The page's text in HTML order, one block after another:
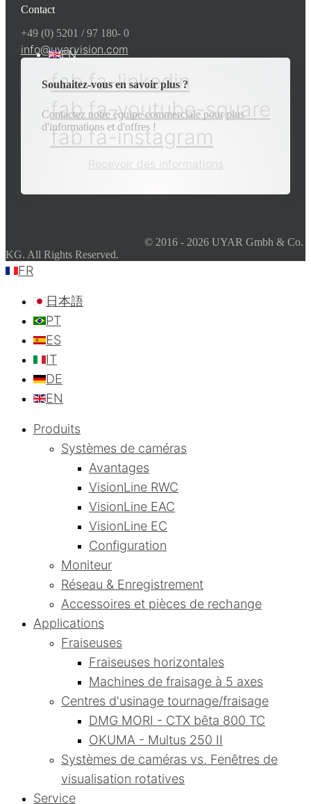
EN
Contact
+49 (0) 5201 / 97 180- 0
info@uyarvision.com
fab fa-linkedin
fab fa-youtube-square
fab fa-instagram
Souhaitez-vous en savoir plus ?
Contactez notre équipe commerciale pour plus
d'informations et d'offres !
Recevoir des informations
© 2016 - 2026 UYAR Gmbh & Co.
KG. All Rights Reserved.
FR
日本語
PT
ES
IT
DE
EN
Produits
Systèmes de caméras
Avantages
VisionLine RWC
VisionLine EAC
VisionLine EC
Configuration
Moniteur
Réseau & Enregistrement
Accessoires et pièces de rechange
Applications
Fraiseuses
Fraiseuses horizontales
Machines de fraisage à 5 axes
Centres d'usinage tournage/fraisage
DMG MORI - CTX bêta 800 TC
OKUMA - Multus 250 II
Systèmes de caméras vs. Fenêtres de
visualisation rotatives
Service